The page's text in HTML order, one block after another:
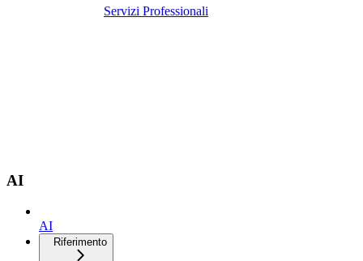
Servizi Professionali
AI
AI
Riferimento